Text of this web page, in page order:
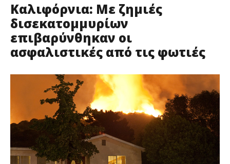
Καλιφόρνια: Με ζημιές
δισεκατομμυρίων
επιβαρύνθηκαν οι
ασφαλιστικές από τις φωτιές